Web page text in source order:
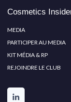
Cosmetics
MEDIA
PARTICIPER AU MEDIA
KIT MÉDIA & RP
REJOINDRE LE CLUB